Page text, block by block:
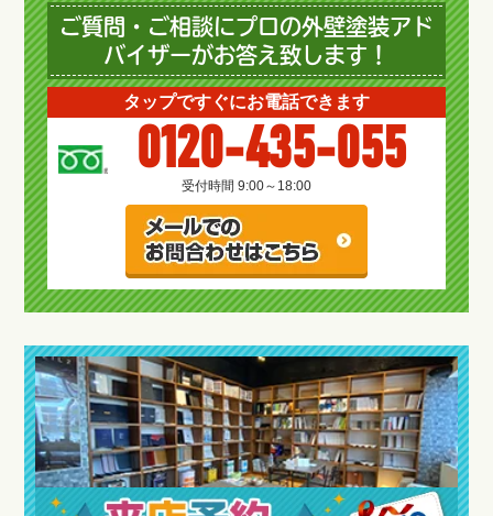
ご質問・ご相談にプロの外壁塗装アド
バイザーがお答え致します！
タップですぐにお電話できます
0120-435-055
受付時間 9:00～18:00